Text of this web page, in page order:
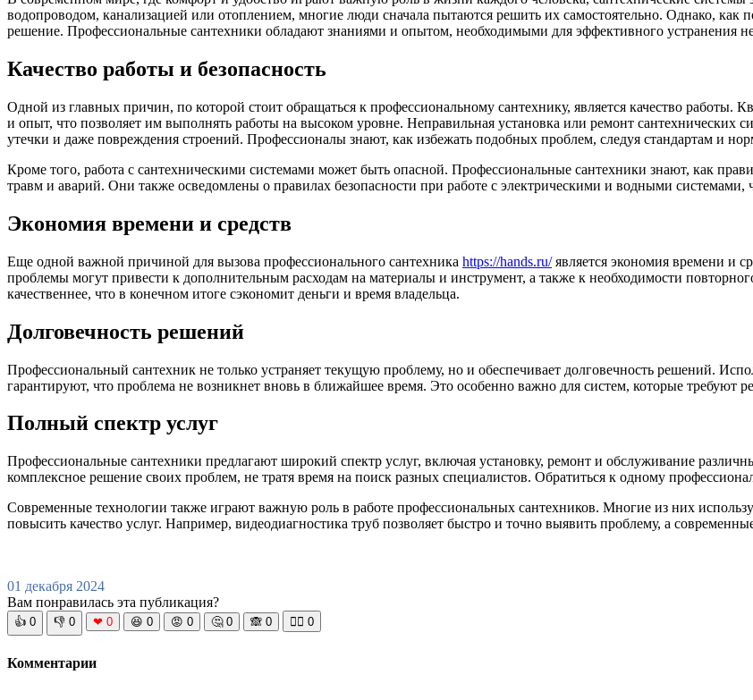
водопроводом, канализацией или отоплением, многие люди сначала пытаются решить их самостоятельно. Однако, как
решение. Профессиональные сантехники обладают знаниями и опытом, необходимыми для эффективного устранения
Качество работы и безопасность
Одной из главных причин, по которой стоит обращаться к профессиональному сантехнику, является качество
и опыт, что позволяет им выполнять работы на высоком уровне. Неправильная установка или ремонт сантехнических
утечки и даже повреждения строений. Профессионалы знают, как избежать подобных проблем, следуя стандартам и
Кроме того, работа с сантехническими системами может быть опасной. Профессиональные сантехники знают, как
травм и аварий. Они также осведомлены о правилах безопасности при работе с электрическими и водными системами,
Экономия времени и средств
Еще одной важной причиной для вызова профессионального сантехника https://hands.ru/является экономия времени и
проблемы могут привести к дополнительным расходам на материалы и инструмент, а также к необходимости
качественнее, что в конечном итоге сэкономит деньги и время владельца.
Долговечность решений
Профессиональный сантехник не только устраняет текущую проблему, но и обеспечивает долговечность решений.
гарантируют, что проблема не возникнет вновь в ближайшее время. Это особенно важно для систем, которые требуют
Полный спектр услуг
Профессиональные сантехники предлагают широкий спектр услуг, включая установку, ремонт и обслуживание
комплексное решение своих проблем, не тратя время на поиск разных специалистов. Обратиться к одному
Современные технологии также играют важную роль в работе профессиональных сантехников. Многие из них
повысить качество услуг. Например, видеодиагностика труб позволяет быстро и точно выявить проблему, а
01 декабря 2024
Вам понравилась эта публикация?
👍 0 👎 0 ❤ 0 😆 0 😡 0 🤔 0 🙈 0 🧘‍♀️ 0
Комментарии